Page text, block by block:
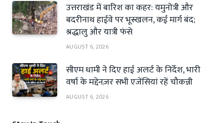
उत्तराखंड में बारिश का कहर: यमुनोत्री और
बदरीनाथ हाईवे पर भूस्खलन, कई मार्ग बंद;
श्रद्धालु और यात्री फंसे
AUGUST 6, 2026
सीएम धामी ने दिए हाई अलर्ट के निर्देश, भारी
वर्षा के मद्देनज़र सभी एजेंसियां रहें चौकन्नी
AUGUST 6, 2026